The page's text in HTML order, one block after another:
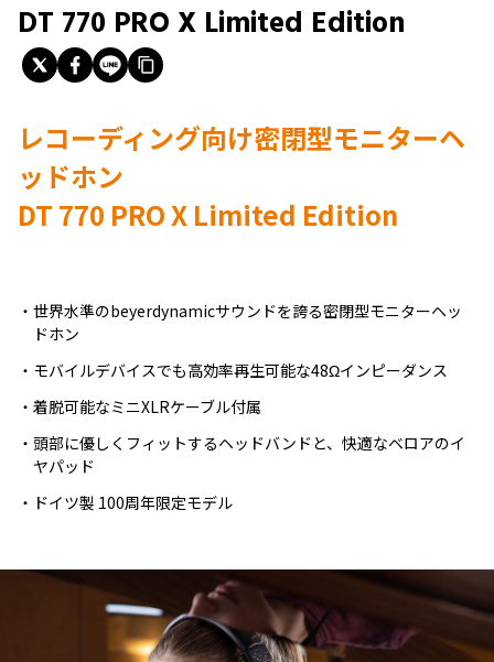
DT 770 PRO X Limited Edition
レコーディング向け密閉型モニターヘ
ッドホン
DT 770 PRO X Limited Edition
世界水準のbeyerdynamicサウンドを誇る密閉型モニターヘッ
ドホン
モバイルデバイスでも高効率再生可能な48Ωインピーダンス
着脱可能なミニXLRケーブル付属
頭部に優しくフィットするヘッドバンドと、快適なベロアのイ
ヤパッド
ドイツ製 100周年限定モデル